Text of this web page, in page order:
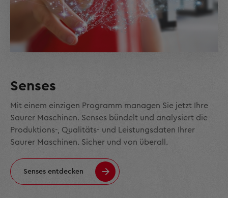
Senses
Mit einem einzigen Programm managen Sie jetzt Ihre
Saurer Maschinen. Senses bündelt und analysiert die
Produktions-, Qualitäts- und Leistungsdaten Ihrer
Saurer Maschinen. Sicher und von überall.
Senses entdecken